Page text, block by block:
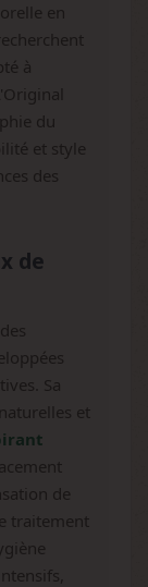
en
à
du
et style
des
de
Sa
et
de
traitement